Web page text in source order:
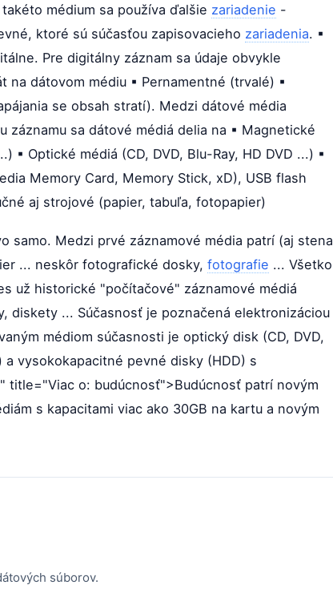
médium sa používa ďalšie zariadenie -
ktoré sú súčasťou zapisovacieho zariadenia. ▪
Pre digitálny záznam sa údaje obvykle
na dátovom médiu ▪ Pernamentné (trvalé) ▪
se obsah stratí). Medzi dátové média
sa dátové médiá delia na ▪ Magnetické
Optické médiá (CD, DVD, Blu-Ray, HD DVD ...) ▪
Memory Card, Memory Stick, xD), USB flash
aj strojové (papier, tabuľa, fotopapier)
samo. Medzi prvé záznamové média patrí (aj stena
... neskôr fotografické dosky, fotografie ... Všetko
už historické "počítačové" záznamové médiá
diskety ... Súčasnosť je poznačená elektronizáciou
médiom súčasnosti je optický disk (CD, DVD,
a vysokokapacitné pevné disky (HDD) s
o: budúcnosť">Budúcnosť patrí novým
s kapacitami viac ako 30GB na kartu a novým
súborov.